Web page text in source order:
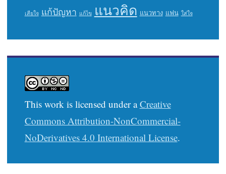
เสียใจ แก้ปัญหา แก้ไข แนวคิด แนวทาง แฟน ใส่ใจ
This work is licensed under aCreative
Commons Attribution-NonCommercial-
NoDerivatives 4.0 International License.